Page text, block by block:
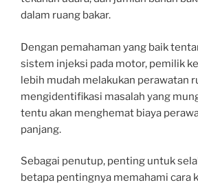
dalam ruang bakar.
Dengan pemahaman yang baik
sistem injeksi pada motor, pemilik
lebih mudah melakukan perawatan
mengidentifikasi masalah yang
tentu akan menghemat biaya
panjang.
Sebagai penutup, penting untuk
betapa pentingnya memahami cara